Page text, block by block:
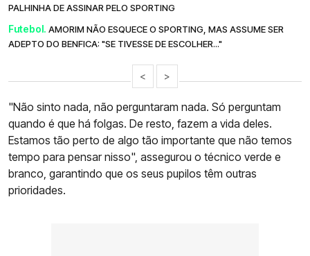
PALHINHA DE ASSINAR PELO SPORTING
Futebol. AMORIM NÃO ESQUECE O SPORTING, MAS ASSUME SER
ADEPTO DO BENFICA: "SE TIVESSE DE ESCOLHER..."
< >
"Não sinto nada, não perguntaram nada. Só perguntam
quando é que há folgas. De resto, fazem a vida deles.
Estamos tão perto de algo tão importante que não temos
tempo para pensar nisso", assegurou o técnico verde e
branco, garantindo que os seus pupilos têm outras
prioridades.